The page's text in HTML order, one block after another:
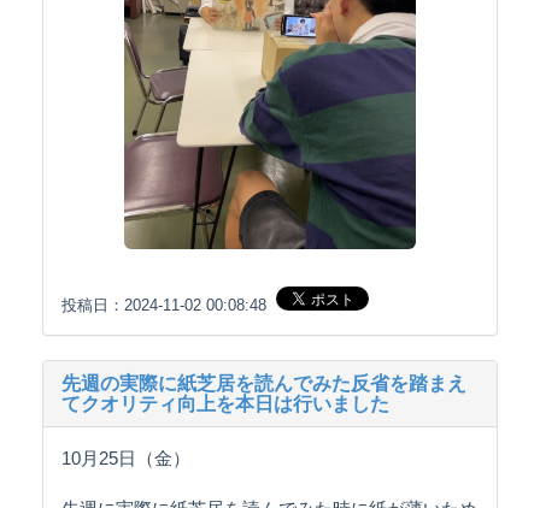
投稿日：2024-11-02 00:08:48
先週の実際に紙芝居を読んでみた反省を踏まえ
てクオリティ向上を本日は行いました
10月25日（金）